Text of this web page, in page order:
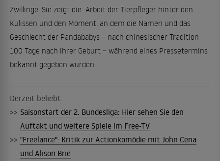
Zwillinge. Sie zeigt die Arbeit der Tierpfleger hinter den
Kulissen und den Moment, an dem die Namen und das
Geschlecht der Pandababys – nach chinesischer Tradition
100 Tage nach ihrer Geburt – während eines Pressetermins
bekannt gegeben wurden.
Derzeit beliebt:
>> Saisonstart der 2. Bundesliga: Hier sehen Sie den
Auftakt und weitere Spiele im Free-TV
>> "Freelance": Kritik zur Actionkomödie mit John Cena
und Alison Brie